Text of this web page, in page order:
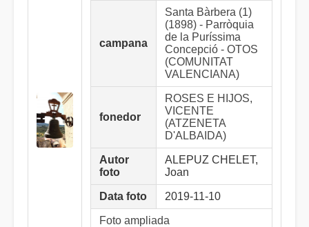
campana
Santa Bàrbera (1)
(1898) - Parròquia
de la Puríssima
Concepció - OTOS
(COMUNITAT
VALENCIANA)
fonedor
ROSES E HIJOS,
VICENTE
(ATZENETA
D'ALBAIDA)
Autor
foto
ALEPUZ CHELET,
Joan
Data foto 2019-11-10
Foto ampliada